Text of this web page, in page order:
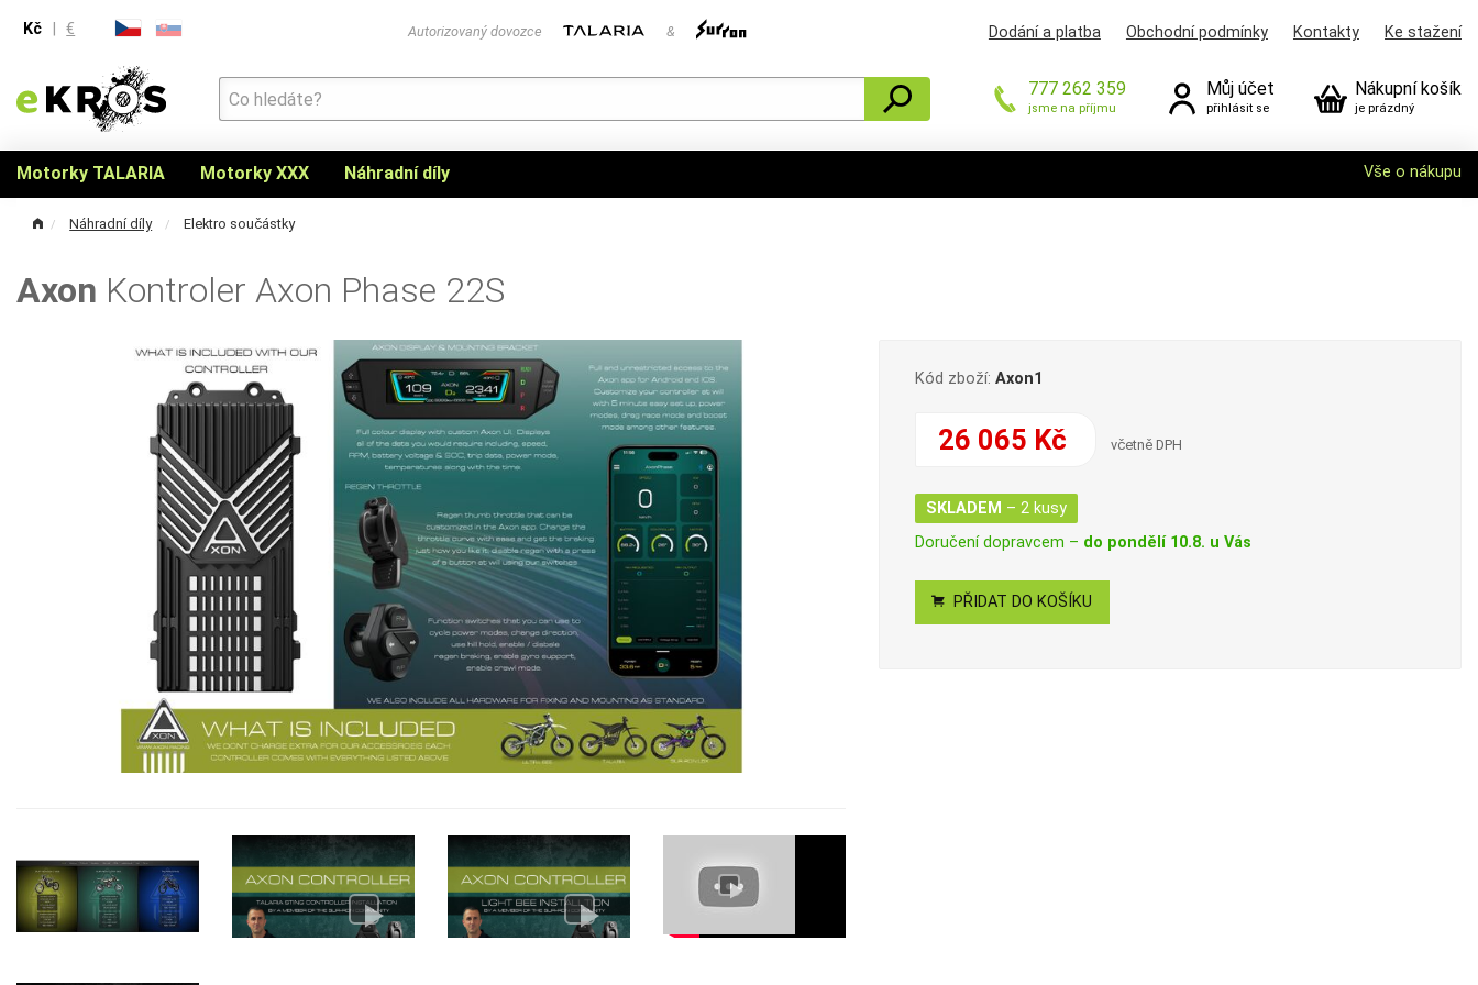
Kč € Autorizovaný dovozce & Dodání a platba Obchodní podmínky Kontakty Ke stažení
777 262 359
jsme na příjmu
Můj účet
přihlásit se
Nákupní košík
je prázdný
Motorky TALARIA Motorky XXX Náhradní díly Vše o nákupu
Náhradní díly Elektro součástky
Axon Kontroler Axon Phase 22S
Kód zboží: Axon1
26 065 Kč včetně DPH
SKLADEM – 2 kusy
Doručení dopravcem – do pondělí 10.8. u Vás
PŘIDAT DO KOŠÍKU